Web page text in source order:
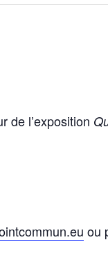
de l’exposition
ou